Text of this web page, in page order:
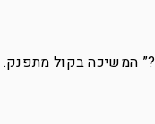
המשיכה בקול מתפנק.